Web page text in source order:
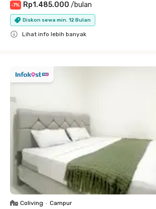
-7% Rp1.485.000 /bulan
Diskon sewa min. 12 Bulan
Lihat info lebih banyak
Coliving • Campur